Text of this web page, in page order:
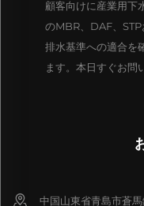
顧客向けに産業用下
のMBR、DAF、
排水基準への適合を
ます。本日すぐお問
中国山東省青島市蒼